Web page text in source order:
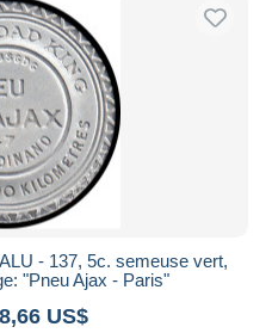
- 137, 5c. semeuse vert,
"Pneu Ajax - Paris"
US$